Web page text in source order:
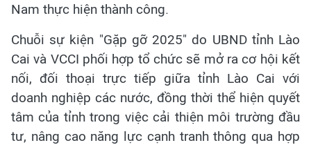
Nam thực hiện thành công.
Chuỗi sự kiện "Gặp gỡ 2025" do UBND tỉnh Lào
Cai và VCCI phối hợp tổ chức sẽ mở ra cơ hội kết
nối, đối thoại trực tiếp giữa tỉnh Lào Cai với
doanh nghiệp các nước, đồng thời thể hiện quyết
tâm của tỉnh trong việc cải thiện môi trường đầu
tư, nâng cao năng lực cạnh tranh thông qua hợp